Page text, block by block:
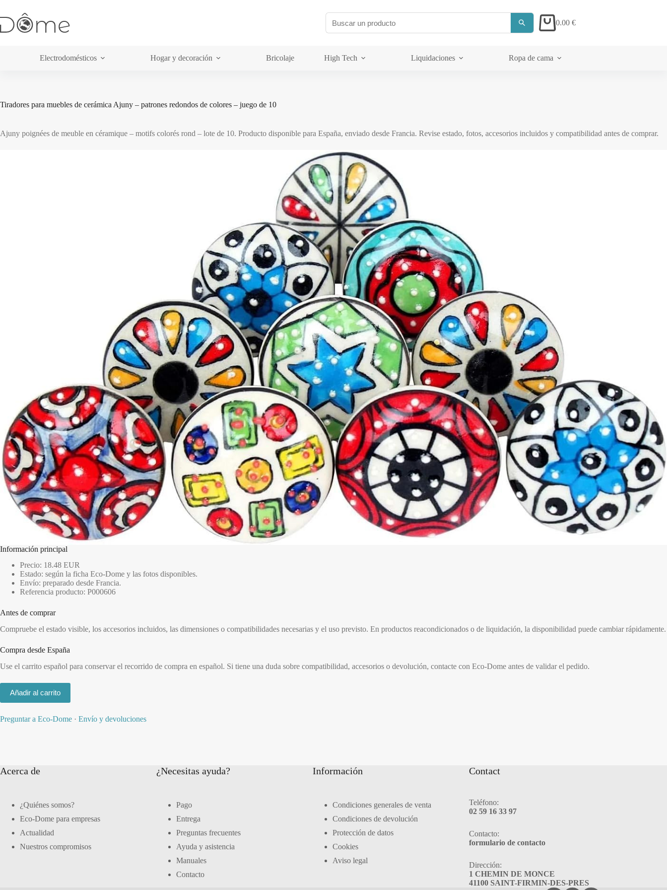
contenido
Carrito0.00 €
Electrodomésticos Hogar y decoración Bricolaje High Tech Liquidaciones Ropa de cama
Tiradores para muebles de cerámica Ajuny – patrones redondos de colores – juego de 10
Ajuny poignées de meuble en céramique – motifs colorés rond – lote de 10. Producto disponible para España, enviado desde Francia. Revise estado, fotos, accesorios incluidos y compatibilidad antes de comprar.
Información principal
Precio: 18.48 EUR
Estado: según la ficha Eco-Dome y las fotos disponibles.
Envío: preparado desde Francia.
Referencia producto: P000606
Antes de comprar
Compruebe el estado visible, los accesorios incluidos, las dimensiones o compatibilidades necesarias y el uso previsto. En productos reacondicionados o de liquidación, la disponibilidad puede cambiar rápidamente.
Compra desde España
Use el carrito español para conservar el recorrido de compra en español. Si tiene una duda sobre compatibilidad, accesorios o devolución, contacte con Eco-Dome antes de validar el pedido.
Añadir al carrito
Preguntar a Eco-Dome · Envío y devoluciones
Acerca de
¿Quiénes somos?
Eco-Dome para empresas
Actualidad
Nuestros compromisos
¿Necesitas ayuda?
Pago
Entrega
Preguntas frecuentes
Ayuda y asistencia
Manuales
Contacto
Información
Condiciones generales de venta
Condiciones de devolución
Protección de datos
Cookies
Aviso legal
Contact
Teléfono:
02 59 16 33 97
Contacto:
formulario de contacto
Dirección:
1 CHEMIN DE MONCE
41100 SAINT-FIRMIN-DES-PRES